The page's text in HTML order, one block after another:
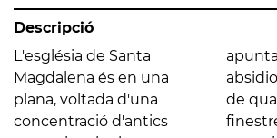
Descripció
L'església de Santa
Magdalena és en una
plana, voltada d'una
concentració d'antics
apuntat i l'absis i les
absidioles amb volta
de quart d'esfera. Hi ha
finestres de doble